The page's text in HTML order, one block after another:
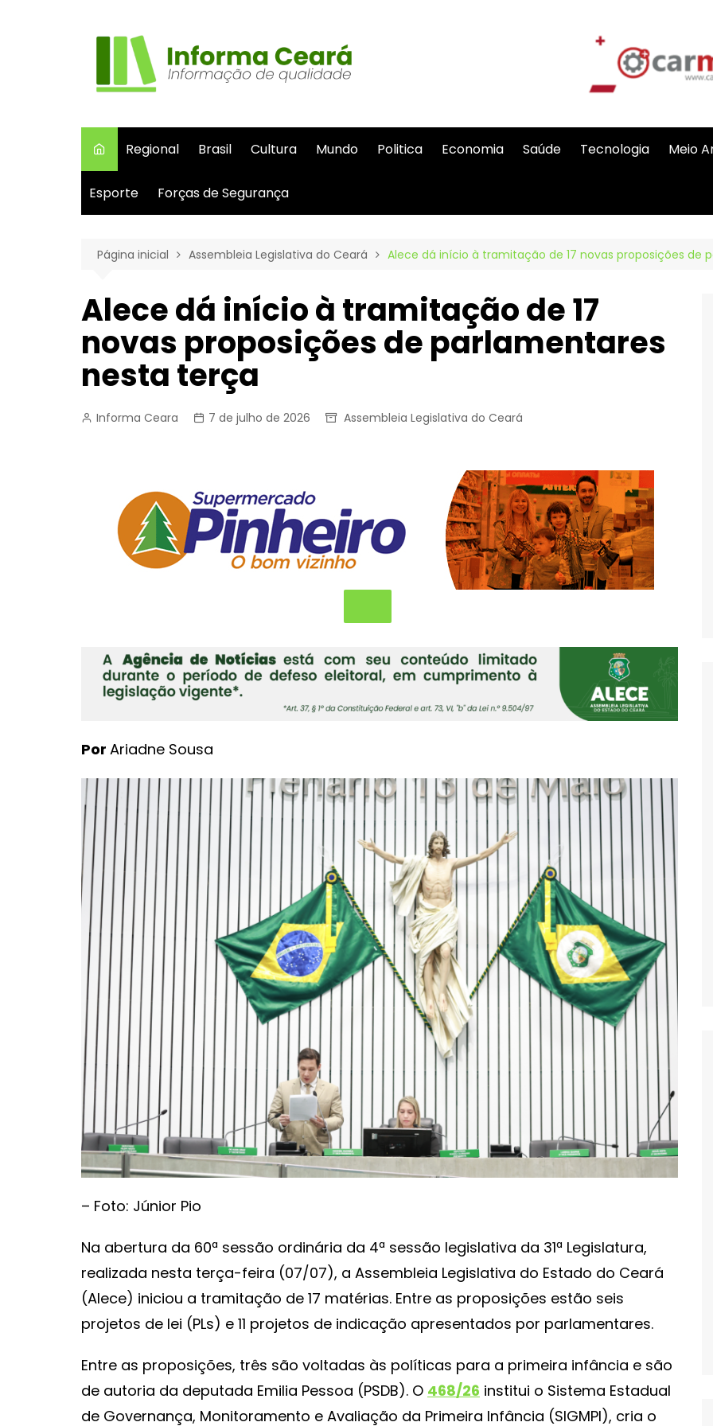
Regional Brasil Cultura Mundo Politica Economia Saúde Tecnologia Meio
Esporte Forças de Segurança
Página inicial Assembleia Legislativa do Ceará Alece dá início à tramitação de 17 novas proposições de
Alece dá início à tramitação de 17
novas proposições de parlamentares
nesta terça
Informa Ceara 7 de julho de 2026 Assembleia Legislativa do Ceará
Por Ariadne Sousa
– Foto: Júnior Pio
Na abertura da 60ª sessão ordinária da 4ª sessão legislativa da 31ª Legislatura,
realizada nesta terça-feira (07/07), a Assembleia Legislativa do Estado do Ceará
(Alece) iniciou a tramitação de 17 matérias. Entre as proposições estão seis
projetos de lei (PLs) e 11 projetos de indicação apresentados por parlamentares.
Entre as proposições, três são voltadas às políticas para a primeira infância e são
de autoria da deputada Emilia Pessoa (PSDB). O 468/26 institui o Sistema Estadual
de Governança, Monitoramento e Avaliação da Primeira Infância (SIGMPI), cria o